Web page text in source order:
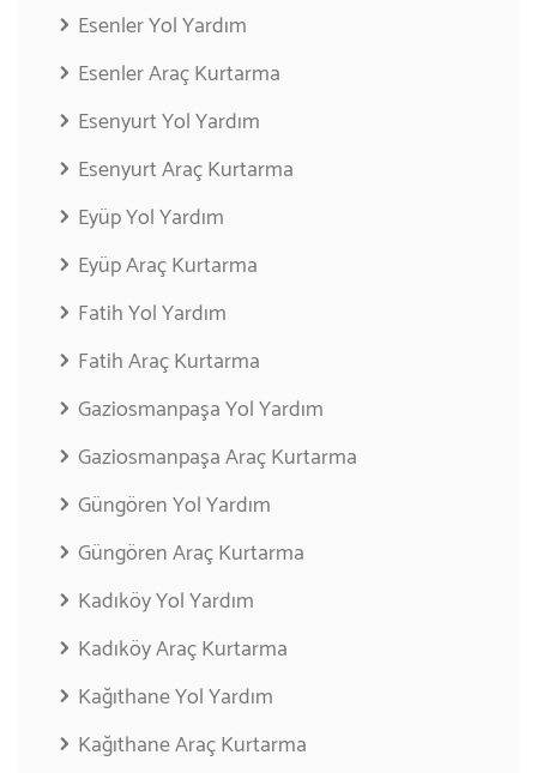
Esenler Yol Yardım
Esenler Araç Kurtarma
Esenyurt Yol Yardım
Esenyurt Araç Kurtarma
Eyüp Yol Yardım
Eyüp Araç Kurtarma
Fatih Yol Yardım
Fatih Araç Kurtarma
Gaziosmanpaşa Yol Yardım
Gaziosmanpaşa Araç Kurtarma
Güngören Yol Yardım
Güngören Araç Kurtarma
Kadıköy Yol Yardım
Kadıköy Araç Kurtarma
Kağıthane Yol Yardım
Kağıthane Araç Kurtarma